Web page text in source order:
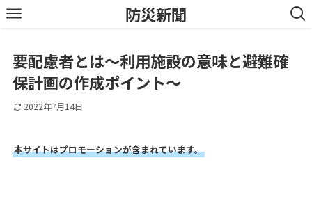
防災新聞
要配慮者とは～利用施設の意味と避難確
保計画の作成ポイント～
2022年7月14日
本サイトはプロモーションが含まれています。